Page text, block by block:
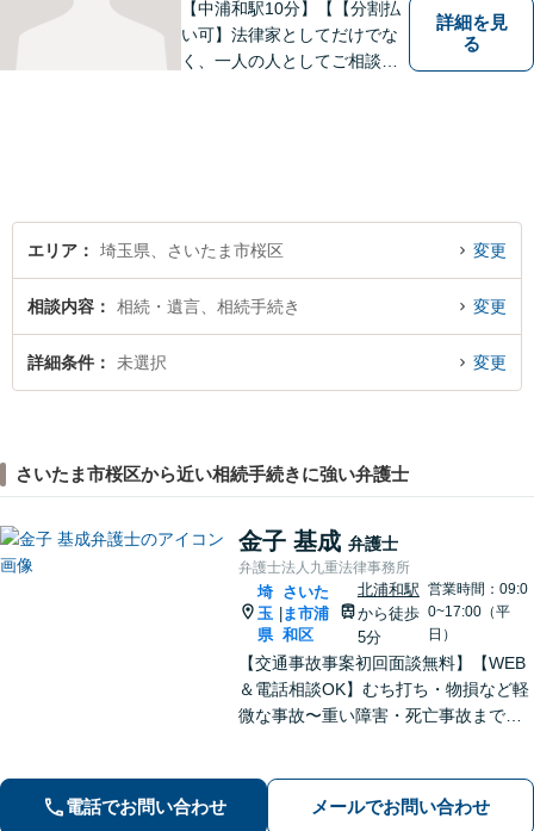
【中浦和駅10分】【【分割払
い可】法律家としてだけでな
く、一人の人としてご相談者
相談ください。
詳細を見
る
エリア 埼玉県、さいたま市桜区 変更
相談内容 相続・遺言、相続手続き 変更
詳細条件 未選択 変更
さいたま市桜区から近い相続手続きに強い弁護士
金子 基成 弁護士
弁護士法人九重法律事務所
埼
玉
県
さいた
ま市浦
和区
北浦和駅
から徒歩
5分
営業時間：09:0
0~17:00（平
日）
【交通事故事案初回面談無料】【WEB
＆電話相談OK】むち打ち・物損など軽
微な事故〜重い障害・死亡事故まで、
解決まで全て弁護士が対応し、負担を
軽減します【北浦和駅7分】
電話でお問い合わせ メールでお問い合わせ